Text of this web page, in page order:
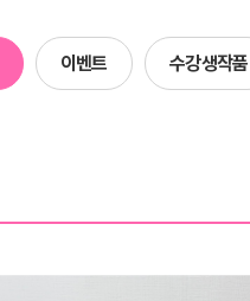
네일아트
헤어
이벤트 수강생작품